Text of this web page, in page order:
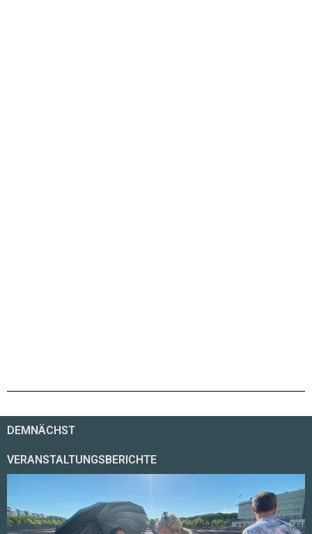
DEMNÄCHST
VERANSTALTUNGSBERICHTE